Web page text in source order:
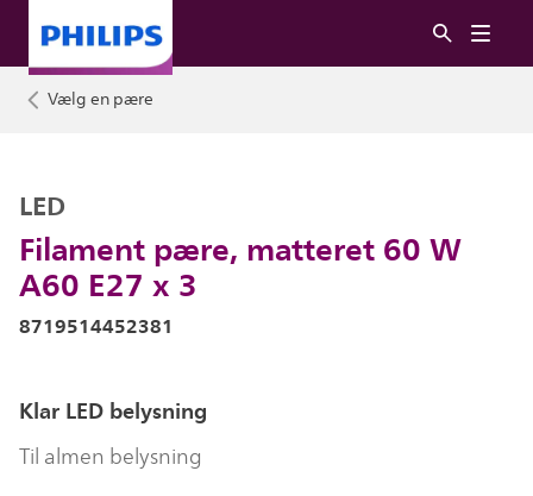
Vælg en pære
Filament pære, matteret 60 W
A60 E27 x 3
LED
8719514452381
Klar LED belysning
Til almen belysning